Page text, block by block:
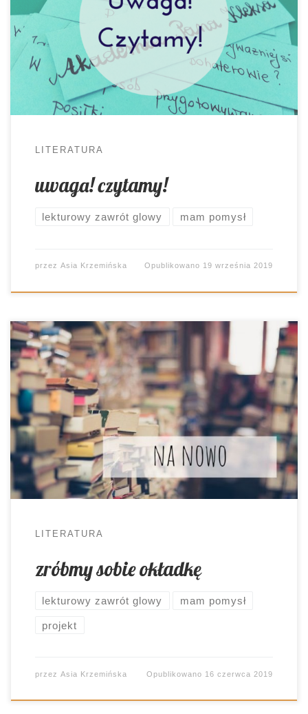
chlubne wyjątki, ale…wyjątek nie potwierdza
reguły. Co zatem zrobić, by lektura była nie tylko
przyjemna, ale i pożyteczna? Od dawna szukam
recepty na to, by uczniowie chcieli czytać. O ile są
zespoły, w których nie stanowi to kłopotu, o […]
LITERATURA
uwaga! czytamy!
lekturowy zawrót glowy mam pomysł
przez Asia Krzemińska Opublikowano 19 września 2019
Wiecie, że jestem chomikiem, zbieraczem?
Wszystko się na pewno kiedyś jeszcze przyda.
Nakrętki, stare gazety, kolorowe broszurki. I wiecie,
co? Czasami faktycznie coś z tego wynika 😀
Muszę przyznać, że tym razem inspiracja czekała
na mnie we własnej szkole. Pewnego dnia
rozmawiałam z koleżanką polonistka o tym, co
będziemy robić […]
LITERATURA
zróbmy sobie okładkę
lekturowy zawrót glowy mam pomysł
projekt
przez Asia Krzemińska Opublikowano 16 czerwca 2019